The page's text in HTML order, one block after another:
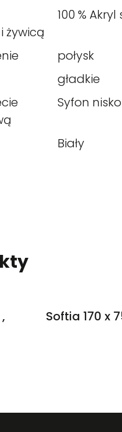
100 %
żywicą
połysk
gładkie
Syfon
Biały
Softia 170 x